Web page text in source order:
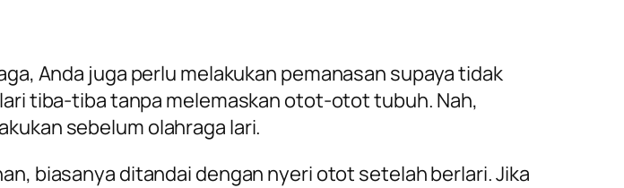
Anda juga perlu melakukan pemanasan supaya tidak
tiba-tiba tanpa melemaskan otot-otot tubuh. Nah,
sebelum olahraga lari.
biasanya ditandai dengan nyeri otot setelah berlari. Jika